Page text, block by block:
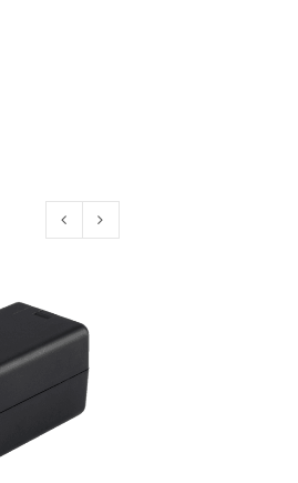
die